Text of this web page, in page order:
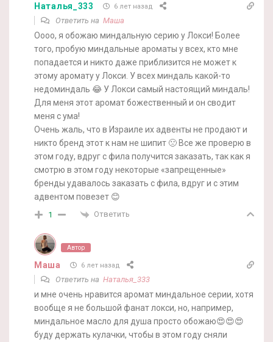
Наталья_333 6 лет назад
Ответить на Маша
Оооо, я обожаю миндальную серию у Локси! Более
того, пробую миндальные ароматы у всех, кто мне
попадается и никто даже приблизится не может к
этому аромату у Локси. У всех миндаль какой-то
недоминдаль 😂 У Локси самый настоящий миндаль!
Для меня этот аромат божественный и он сводит
меня с ума!
Очень жаль, что в Израиле их адвенты не продают и
никто бренд этот к нам не шипит 🙁 Все же проверю в
этом году, вдруг с фила получится заказать, так как я
смотрю в этом году некоторые «запрещенные»
бренды удавалось заказать с фила, вдруг и с этим
адвентом повезет 😊
1 Ответить
Автор
Маша 6 лет назад
Ответить на Наталья_333
и мне очень нравится аромат миндальное серии, хотя
вообще я не большой фанат локси, но, например,
миндальное масло для душа просто обожаю😍😍😍
буду держать кулачки, чтобы в этом году сняли